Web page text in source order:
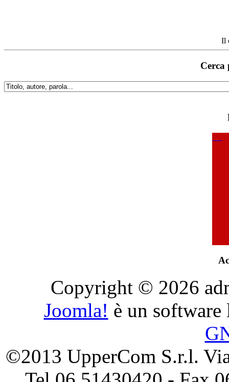
Il
Cerca
Copyright © 2026
Joomla! è un
©2013 UpperCom S.r.l.